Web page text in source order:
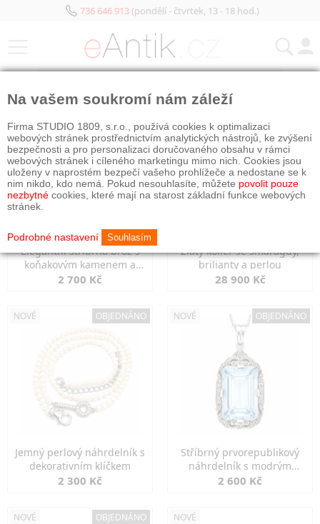
736 646 913(pondělí - čtvrtek, 13 - 18 hod.)
Elegantní stříbrná brož s
koňakovým kamenem a
markazity
2 700 Kč
Zlatý kolier se smaragdy,
brilianty a perlou
28 900 Kč
NOVÉ OBJEDNÁNO
Jemný perlový náhrdelník s
dekorativním klíčkem
2 300 Kč
NOVÉ OBJEDNÁNO
Stříbrný prvorepublikový
náhrdelník s modrým
spinelem
2 600 Kč
NOVÉ OBJEDNÁNO NOVÉ
Na vašem soukromí nám záleží
Firma STUDIO 1809, s.r.o., používá cookies k optimalizaci
webových stránek prostřednictvím analytických nástrojů, ke zvýšení
bezpečnosti a pro personalizaci doručovaného obsahu v rámci
webových stránek i cíleného marketingu mimo nich. Cookies jsou
uloženy v naprostém bezpečí vašeho prohlížeče a nedostane se k
nim nikdo, kdo nemá. Pokud nesouhlasíte, můžete povolit pouze
nezbytné cookies, které mají na starost základní funkce webových
stránek.
Podrobné nastavení Souhlasím